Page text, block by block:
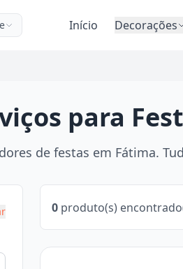
Início Decorações
para
de festas em Fátima.
0 produto(s)